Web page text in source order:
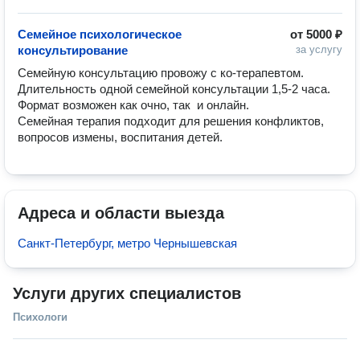
от 5000 ₽
за услугу
Семейное психологическое
консультирование
Семейную консультацию провожу с ко-терапевтом.
Длительность одной семейной консультации 1,5-2 часа.
Формат возможен как очно, так  и онлайн.
Семейная терапия подходит для решения конфликтов,
вопросов измены, воспитания детей.
Адреса и области выезда
Санкт-Петербург, метро Чернышевская
Услуги других специалистов
Психологи